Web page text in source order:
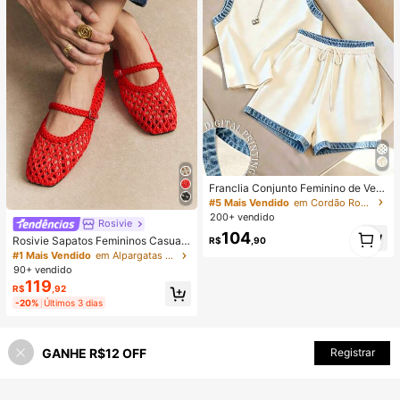
Rosivie
Rosivie Sapatos Femininos Casuais
de Bico Quadrado Trançado Confor
táveis Tipo Mary Jane
#1 Mais Vendido
em Alpargatas Apartamentos Femininos
90+ vendido
R$119 ,92
-20% Últimos 3 dias
Franclia Conjunto Feminino de Verã
o Casual com Regata e Shorts com
Detalhe Colorblock, 2 Peças
#5 Mais Vendido
em Cordão Roupas Femininas De Duas Peças
200+ vendido
R$104 ,90
1
GANHE R$12 OFF Registrar